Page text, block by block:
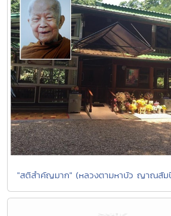
"สติสำคัญมาก" (หลวงตามหาบัว ญาณสัม